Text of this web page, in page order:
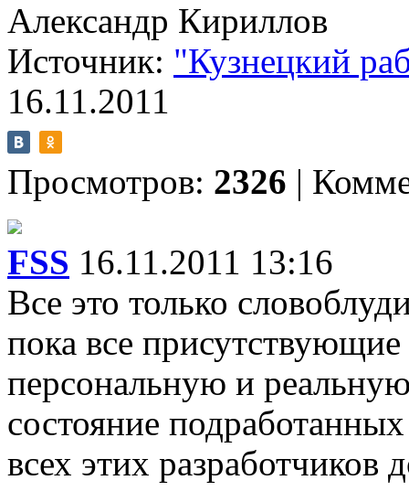
Александр Кириллов
Источник: "Кузнецкий
16.11.2011
Просмотров: 2326 |
FSS 16.11.2011 13:16
Все это только
пока все
персональную и реальную
состояние
всех этих разработчиков